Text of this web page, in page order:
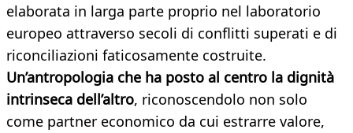
elaborata in larga parte proprio nel laboratorio
europeo attraverso secoli di conflitti superati e di
riconciliazioni faticosamente costruite.
Un’antropologia che ha posto al centro la dignità
intrinseca dell’altro, riconoscendolo non solo
come partner economico da cui estrarre valore,